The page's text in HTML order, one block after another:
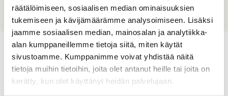
räätälöimiseen, sosiaalisen median ominaisuuksien
tukemiseen ja kävijämäärämme analysoimiseen. Lisäksi
jaamme sosiaalisen median, mainosalan ja analytiikka-
alan kumppaneillemme tietoja siitä, miten käytät
sivustoamme. Kumppanimme voivat yhdistää näitä
tietoja muihin tietoihin, joita olet antanut heille tai joita on
kerätty, kun olet käyttänyt heidän palvelujaan.
Recommended for you